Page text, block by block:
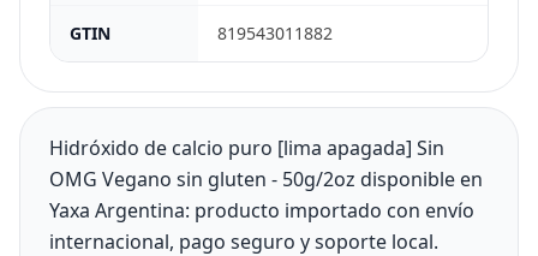
GTIN 819543011882
Hidróxido de calcio puro [lima apagada] Sin
OMG Vegano sin gluten - 50g/2oz disponible en
Yaxa Argentina: producto importado con envío
internacional, pago seguro y soporte local.